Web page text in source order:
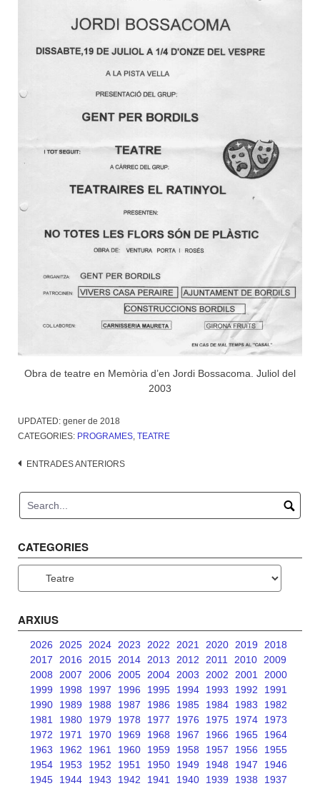
Obra de teatre en Memòria d’en Jordi Bossacoma. Juliol del
2003
UPDATED: gener de 2018
CATEGORIES: PROGRAMES, TEATRE
Navegació
ENTRADES ANTERIORS
CATEGORIES
ARXIUS
2026 2025 2024 2023 2022 2021 2020 2019
2018
2017
2016 2015 2014 2013 2012 2011 2010
2009
2008
2007 2006 2005 2004 2003 2002 2001
2000
1999
1998 1997 1996 1995 1994 1993 1992
1991
1990
1989 1988 1987 1986 1985 1984 1983
1982
1981
1980 1979 1978 1977 1976 1975 1974
1973
1972
1971 1970 1969 1968 1967 1966 1965
1964
1963
1962 1961 1960 1959 1958 1957 1956
1955
1954
1953 1952 1951 1950 1949 1948 1947
1946
1945
1944 1943 1942 1941 1940 1939 1938
1937